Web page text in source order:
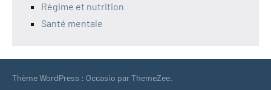
Régime et nutrition
Santé mentale
Thème WordPress : Occasio par ThemeZee.